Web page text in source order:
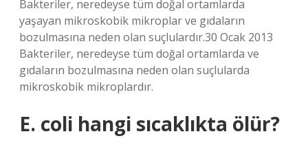
Bakteriler, neredeyse tüm doğal ortamlarda
yaşayan mikroskobik mikroplar ve gıdaların
bozulmasına neden olan suçlulardır.30 Ocak 2013
Bakteriler, neredeyse tüm doğal ortamlarda ve
gıdaların bozulmasına neden olan suçlularda
mikroskobik mikroplardır.
E. coli hangi sıcaklıkta ölür?